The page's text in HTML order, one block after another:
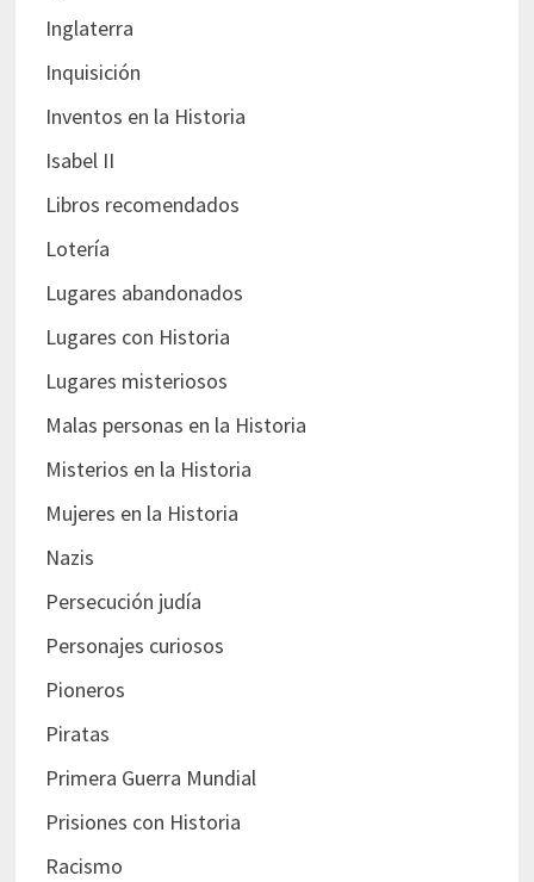
Inglaterra
Inquisición
Inventos en la Historia
Isabel II
Libros recomendados
Lotería
Lugares abandonados
Lugares con Historia
Lugares misteriosos
Malas personas en la Historia
Misterios en la Historia
Mujeres en la Historia
Nazis
Persecución judía
Personajes curiosos
Pioneros
Piratas
Primera Guerra Mundial
Prisiones con Historia
Racismo